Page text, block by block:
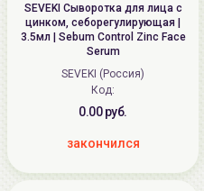
SEVEKI Сыворотка для лица с
цинком, себорегулирующая |
3.5мл | Sebum Control Zinc Face
Serum
SEVEKI (Россия)
Код:
0.00 руб.
закончился